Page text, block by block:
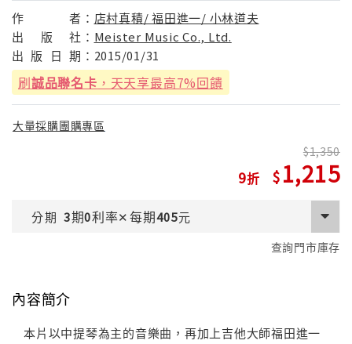
作 者： 店村真積/ 福田進一/ 小林道夫
出
版 社： Meister Music Co., Ltd.
出 版 日 期： 2015/01/31
刷誠品聯名卡 ，天天享最高7%回饋
大量採購團購專區
9
1,350
1,215
分期 3期0利率✕每期405元
查詢門市庫存
內容簡介
本片以中提琴為主的音樂曲，再加上吉他大師福田進一